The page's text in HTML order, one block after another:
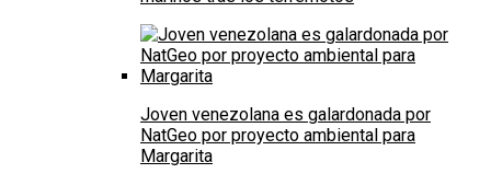
Joven venezolana es galardonada por
NatGeo por proyecto ambiental para
Margarita